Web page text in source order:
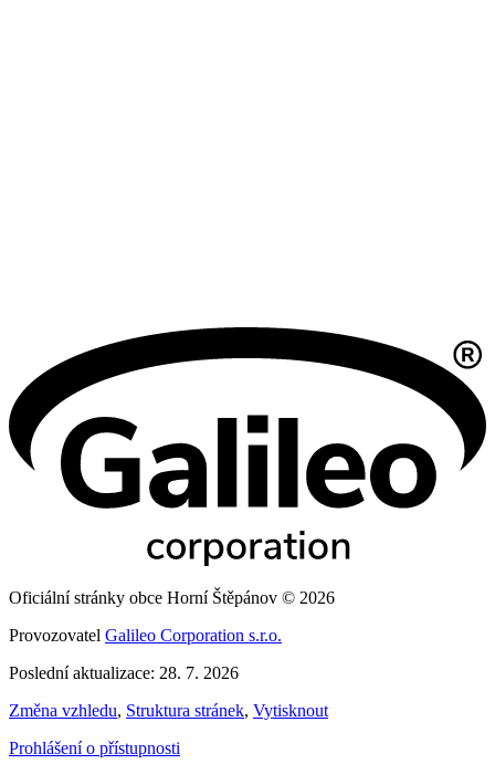
Oficiální stránky obce Horní Štěpánov © 2026
Provozovatel Galileo Corporation s.r.o.
Poslední aktualizace: 28. 7. 2026
Změna vzhledu, Struktura stránek, Vytisknout
Prohlášení o přístupnosti